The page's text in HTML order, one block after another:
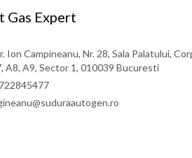
Gas Expert
Ion Campineanu, Nr. 28, Sala Palatului,
A8, A9, Sector 1, 010039 Bucuresti